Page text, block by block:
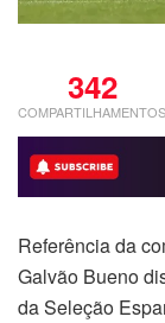
342
COMPARTILHAMENTOS
Referência da
Galvão Bueno
da Seleção